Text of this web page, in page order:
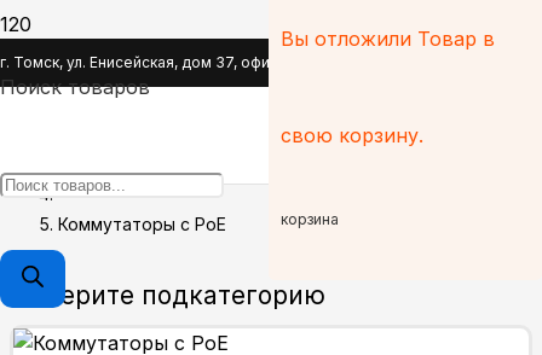
г. Томск, ул. Енисейская, дом 37, офис 110
Поиск товаров
Вы отложили Товар в
свою корзину.
корзина
Коммутаторы с PoE
Коммутаторы с PoE
Выберите подкатегорию